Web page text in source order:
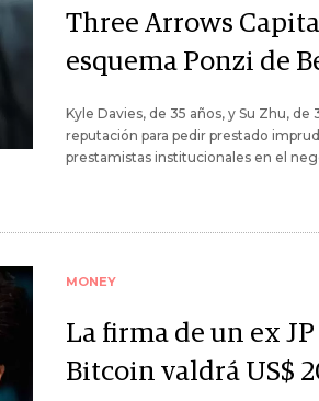
Three Arrows
esquema Ponzi de
Kyle Davies, de 35 años, y Su Zhu,
reputación para pedir prestado
prestamistas institucionales en el
MONEY
La firma de un ex
Bitcoin valdrá US$